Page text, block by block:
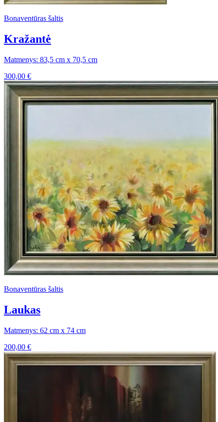
Bonaventūras šaltis
Kražantė
Matmenys: 83,5 cm x 70,5 cm
300,00 €
Bonaventūras šaltis
Laukas
Matmenys: 62 cm x 74 cm
200,00 €